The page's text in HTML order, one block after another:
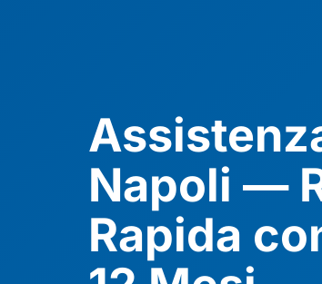
Napoli —
Rapida